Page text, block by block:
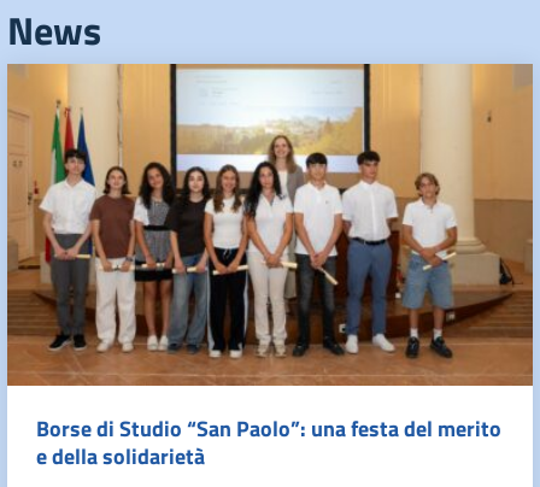
News
Borse di Studio “San Paolo”: una festa del merito
e della solidarietà